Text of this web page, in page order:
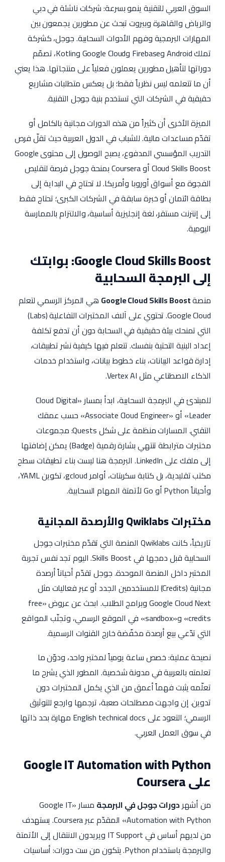
السوق العربي للتقنية ينمو بسرعة: شركات ناشئة في دبي
والرياض والقاهرة وبيروت تبحث عن مطورين يجمعون بين
المهارات البرمجية وفهم الأدوات السحابية. جوجل، كشركة
تملك Android وFirebase وGoogle Cloud وKotlin، تصمّم
دوراتها لتأهيل مطورين يعملون فعلياً على منتجاتها. هذا يعني
أن ما تتعلمه ليس نظرياً فقط؛ بل يعكس متطلبات مشاريع
حقيقية في الشركات التي تستخدم بنية جوجل التقنية.
الميزة الأخرى أن كثيراً من هذه الدورات مجانية بالكامل أو
تقدّم مساعدات مالية. للشباب في الدول العربية حيث تقلّ فرص
التدريب المؤسسي المدفوع، يصبح الوصول إلى محتوى Google
Cloud Skills Boost أو Coursera بمنحة جوجل فرصة لتقليص
الفجوة مع أسواق أوروبا وأمريكا. لا تحتاج في البداية إلى
بطاقة ائتمان أو خبرة سابقة في الشركات الكبرى؛ تحتاج فقط
إلى إنترنت مستقر، لغة إنجليزية أساسية، والالتزام بالممارسة
اليومية.
Google Cloud Skills Boost: بوابتك
إلى البرمجة السحابية
منصةGoogle Cloud Skills Boost هي المركز الرسمي لتعلم
Google Cloud. تحتوي على آلاف المختبرات التفاعلية (Labs)
التي تمنحك بيئة حقيقية في السحابة دون أن تدفع تكلفة
إعداد البنية التحتية بنفسك. تتعلم فيها كيفية نشر تطبيقات،
إدارة قواعد البيانات، بناء خطوط بيانات، واستخدام خدمات
الذكاء الاصطناعي مثل Vertex AI.
للمبتدئ في البرمجة السحابية، ابدأ بمسار «Cloud Digital
Leader» أو «Associate Cloud Engineer» حسب عمقك
التقني. المسارات منظمة على شكل Quests: مجموعات
مختبرات مترابطة تنتهي بشارة رقمية (Badge) يمكن إضافتها
إلى ملفك على LinkedIn. البرمجة هنا ليست بناء تطبيقات سطح
مكتب تقليدية، بل كتابة سكربتات، أوامر gcloud، تكوين YAML،
وأحياناً Python أو Go لأتمتة المهام السحابية.
مختبرات Qwiklabs والأرصدة المجانية
تاريخياً، كانت Qwiklabs المنصة التي تقدّم مختبرات جوجل
السحابية قبل دمجها في Skills Boost. اليوم تجد نفس تجربة
المختبر داخل المنصة الموحدة. جوجل تقدّم أحياناً أرصدة
مجانية (Credits) للمستخدمين الجدد أو عبر فعاليات مثل
Google Cloud Next وبرامج الطلاب. ابحث عن عروض «free
credits» و«sandbox» في الموقع الرسمي، وتجنّب المواقع
التي تدّعي بيع أرصدة مخفّضة خارج القنوات الرسمية.
نصيحة عملية: خصص ساعة يومياً لمختبر واحد، ودوّن ما
تعلمته بالعربية في مدونة شخصية. المطور الذي يشرح ما
تعلّمه يثبت فهماً أعمق من الذي يكمل المختبرات دون
تدوين. إن واجهت مصطلحات صعبة، ترجمها وارجع للتوثيق
الرسمي؛ التعود على English technical docs مهارة بحد ذاتها
في سوق العمل العربي.
Google IT Automation with Python
على Coursera
من أشهردورات جوجل في البرمجة
مسار «Google IT
Automation with Python» المقدّم عبر Coursera. يستهدف
من لديهم أساس في IT Support ويريدون الانتقال إلى الأتمتة
والبرمجة باستخدام Python. يتكون من ست دورات: أساسيات